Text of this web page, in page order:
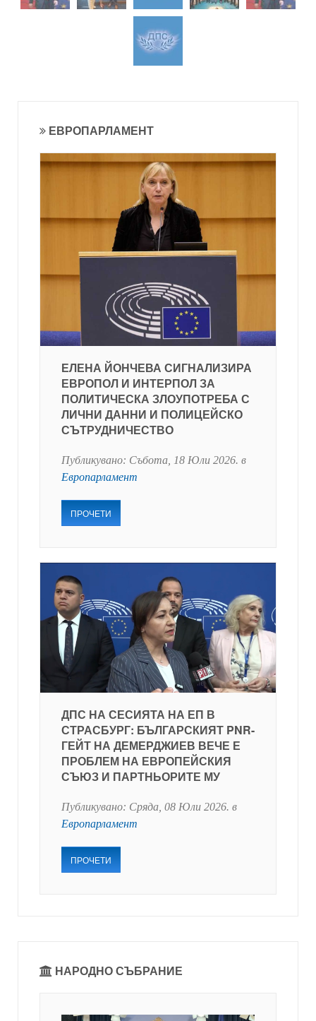
ЕВРОПАРЛАМЕНТ
ЕЛЕНА ЙОНЧЕВА СИГНАЛИЗИРА
ЕВРОПОЛ И ИНТЕРПОЛ ЗА
ПОЛИТИЧЕСКА ЗЛОУПОТРЕБА С
ЛИЧНИ ДАННИ И ПОЛИЦЕЙСКО
СЪТРУДНИЧЕСТВО
Публикувано: Събота, 18 Юли 2026. в
Европарламент
ПРОЧЕТИ
ДПС НА СЕСИЯТА НА ЕП В
СТРАСБУРГ: БЪЛГАРСКИЯТ PNR-
ГЕЙТ НА ДЕМЕРДЖИЕВ ВЕЧЕ Е
ПРОБЛЕМ НА ЕВРОПЕЙСКИЯ
СЪЮЗ И ПАРТНЬОРИТЕ МУ
Публикувано: Сряда, 08 Юли 2026. в
Европарламент
ПРОЧЕТИ
НАРОДНО СЪБРАНИЕ